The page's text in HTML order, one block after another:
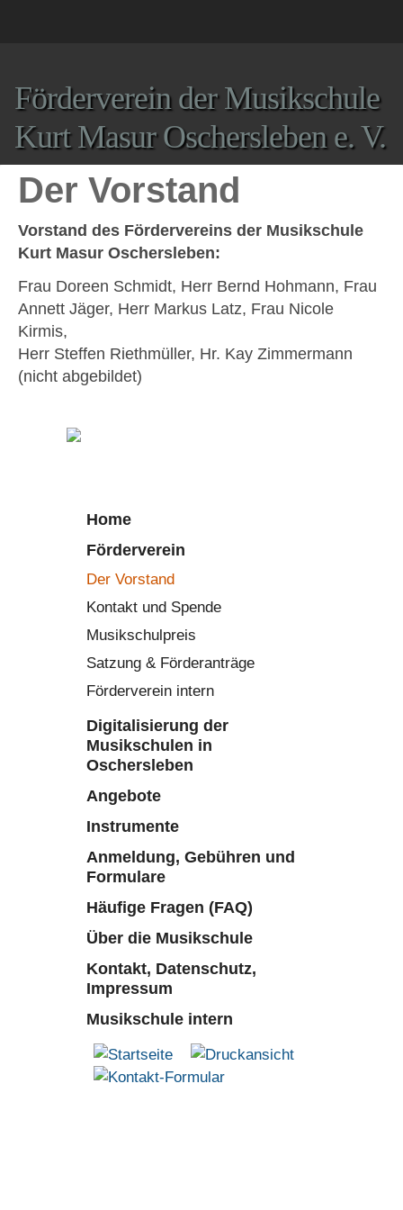
Förderverein der Musikschule
Kurt Masur Oschersleben e. V.
Der Vorstand
Vorstand des Fördervereins der Musikschule
Kurt Masur Oschersleben:
Frau Doreen Schmidt, Herr Bernd Hohmann, Frau
Annett Jäger, Herr Markus Latz, Frau Nicole
Kirmis,
Herr Steffen Riethmüller, Hr. Kay Zimmermann
(nicht abgebildet)
Home
Förderverein
Der Vorstand
Kontakt und Spende
Musikschulpreis
Satzung & Förderanträge
Förderverein intern
Digitalisierung der
Musikschulen in
Oschersleben
Angebote
Instrumente
Anmeldung, Gebühren und
Formulare
Häufige Fragen (FAQ)
Über die Musikschule
Kontakt, Datenschutz,
Impressum
Musikschule intern